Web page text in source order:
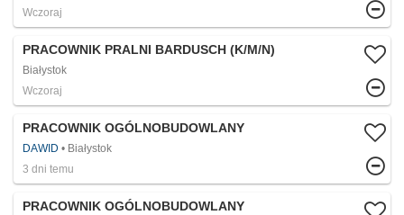
Wczoraj
PRACOWNIK PRALNI BARDUSCH (K/M/N)
Białystok
Wczoraj
PRACOWNIK OGÓLNOBUDOWLANY
DAWID
Białystok
3 dni temu
PRACOWNIK OGÓLNOBUDOWLANY